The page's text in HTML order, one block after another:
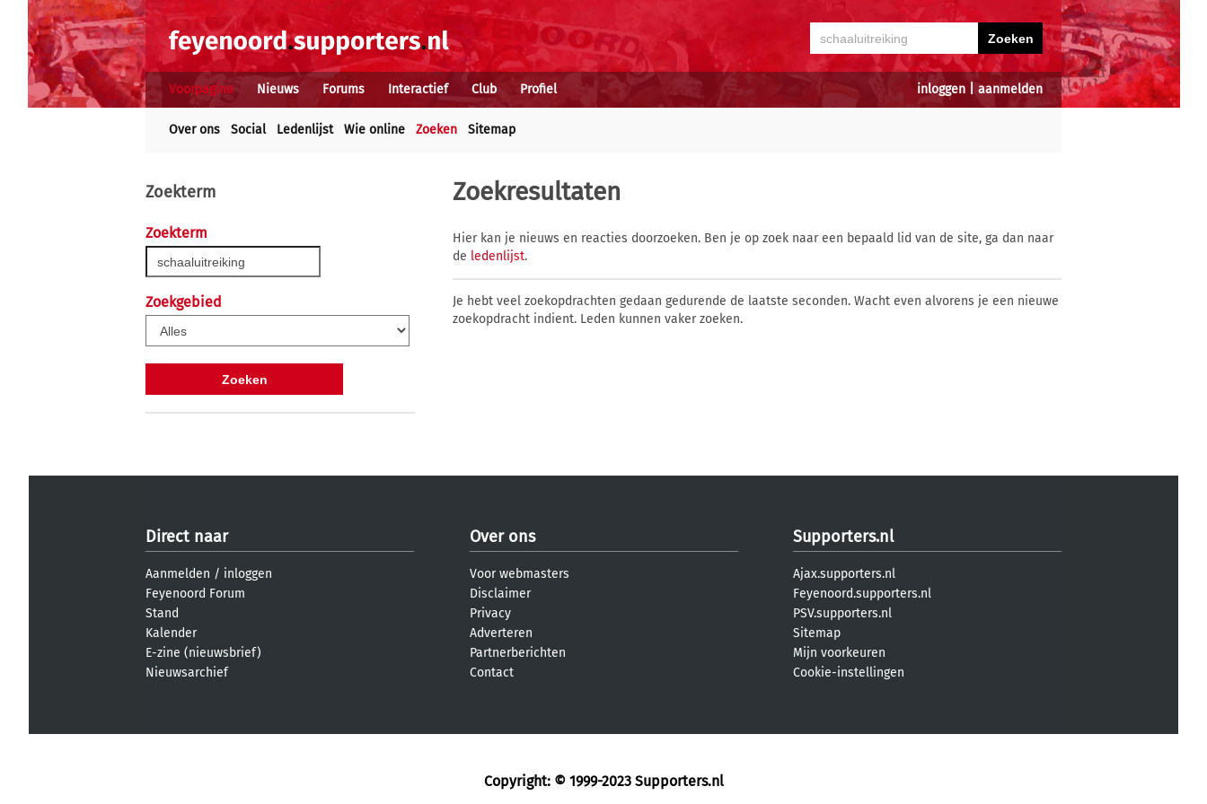
inloggen aanmelden
Voorpagina Nieuws Forums Interactief Club Profiel
Over ons Social Ledenlijst Wie online Zoeken Sitemap
Zoekterm
Zoekterm
Zoekgebied
Zoekresultaten
Hier kan je nieuws en reacties doorzoeken. Ben je op zoek naar een bepaald lid van de site, ga dan naar
de ledenlijst.
Je hebt veel zoekopdrachten gedaan gedurende de laatste seconden. Wacht even alvorens je een nieuwe
zoekopdracht indient. Leden kunnen vaker zoeken.
Direct naar
Aanmelden / inloggen
Feyenoord Forum
Stand
Kalender
E-zine (nieuwsbrief)
Nieuwsarchief
Over ons
Voor webmasters
Disclaimer
Privacy
Adverteren
Partnerberichten
Contact
Supporters.nl
Ajax.supporters.nl
Feyenoord.supporters.nl
PSV.supporters.nl
Sitemap
Mijn voorkeuren
Cookie-instellingen
Copyright: © 1999-2023 Supporters.nl